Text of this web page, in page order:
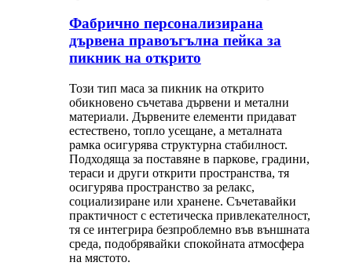
Фабрично персонализирана
дървена правоъгълна пейка за
пикник на открито
Този тип маса за пикник на открито
обикновено съчетава дървени и метални
материали. Дървените елементи придават
естествено, топло усещане, а металната
рамка осигурява структурна стабилност.
Подходяща за поставяне в паркове, градини,
тераси и други открити пространства, тя
осигурява пространство за релакс,
социализиране или хранене. Съчетавайки
практичност с естетическа привлекателност,
тя се интегрира безпроблемно във външната
среда, подобрявайки спокойната атмосфера
на мястото.